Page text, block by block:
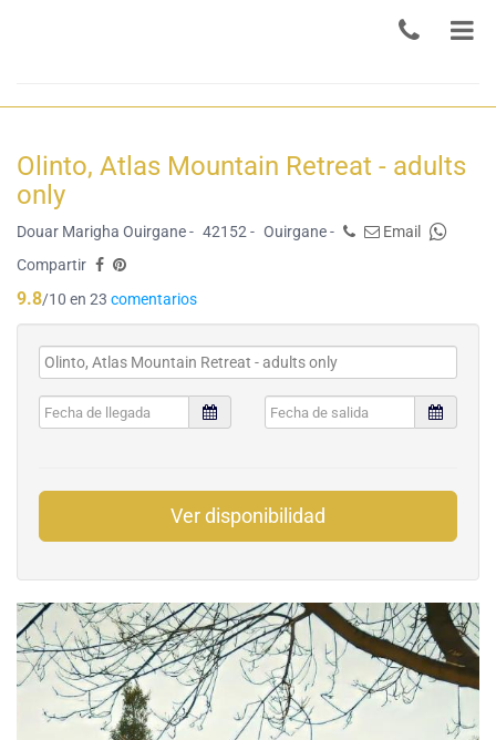
Olinto, Atlas Mountain Retreat - adults
only
Douar Marigha Ouirgane - 42152 - Ouirgane -
Email
Compartir
9.8/10 en 23 comentarios
Ver disponibilidad